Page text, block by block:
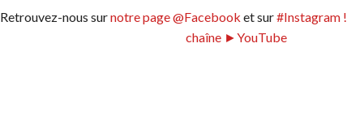
Retrouvez-nous surnotre page @Facebook et sur#Instagram !
chaîne ►YouTube